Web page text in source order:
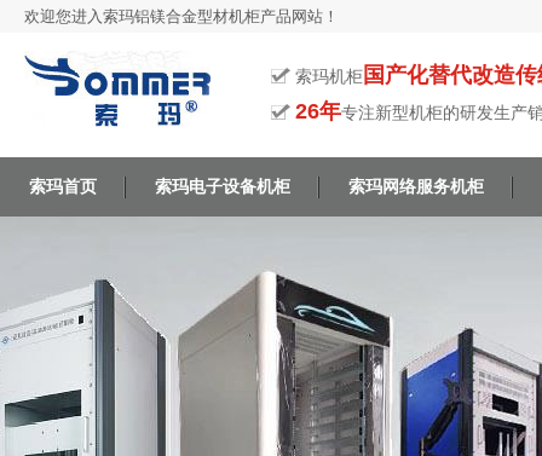
欢迎您进入索玛铝镁合金型材机柜产品网站！
索玛机柜国产化替代改造
26年专注新型机柜的研发生产
索玛首页 索玛电子设备机柜 索玛网络服务机柜